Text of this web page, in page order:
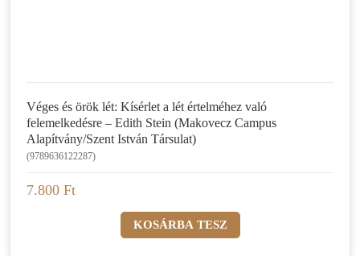
Véges és örök lét: Kísérlet a lét értelméhez való
felemelkedésre – Edith Stein (Makovecz Campus
Alapítvány/Szent István Társulat)
(9789636122287)
7.800 Ft